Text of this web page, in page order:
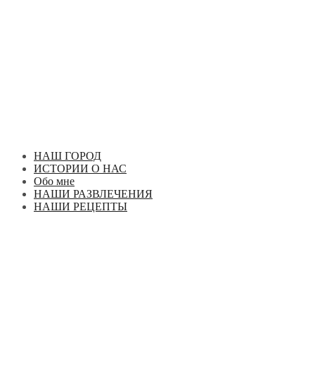
НАШ ГОРОД
ИСТОРИИ О НАС
Обо мне
НАШИ РАЗВЛЕЧЕНИЯ
НАШИ РЕЦЕПТЫ